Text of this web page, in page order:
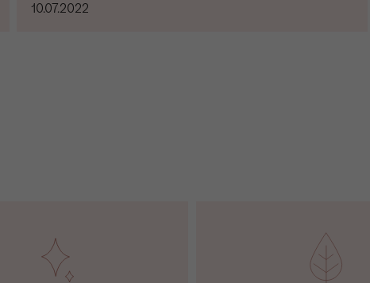
10.07.2022